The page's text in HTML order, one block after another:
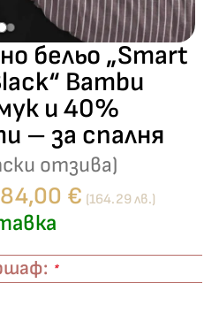
бельо „Smart
Bambu
и 40%
– за спалня
отзива)
84,00 € (164.29 лв.)
*